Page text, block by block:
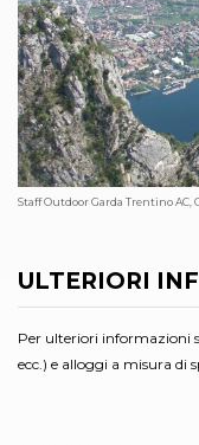
Staff Outdoor Garda Trentino AC,
ULTERIORI
Per ulteriori informazioni
ecc.) e alloggi a misura di